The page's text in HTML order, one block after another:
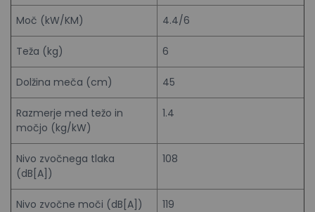
Moč (kW/KM) 4.4/6
Teža (kg) 6
Dolžina meča (cm) 45
Razmerje med težo in
močjo (kg/kW)
1.4
Nivo zvočnega tlaka
(dB[A])
108
Nivo zvočne moči (dB[A]) 119